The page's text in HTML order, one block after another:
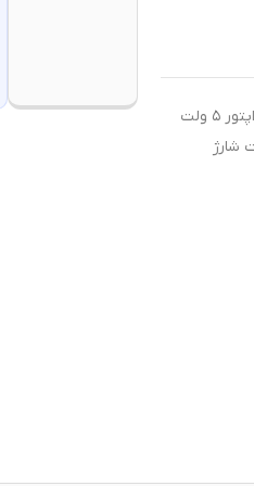
جهت شارژ محصولات شارژی از آداپتور ۵ ولت
شارژ